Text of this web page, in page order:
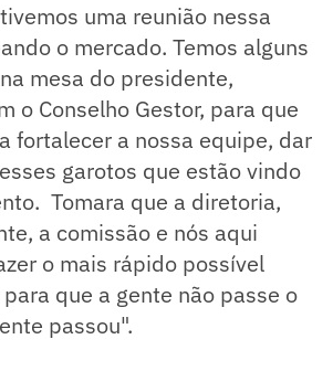
uma reunião nessa
o mercado. Temos alguns
mesa do presidente,
o Conselho Gestor, para que
fortalecer a nossa equipe, dar
garotos que estão vindo
Tomara que a diretoria,
a comissão e nós aqui
o mais rápido possível
que a gente não passe o
passou".